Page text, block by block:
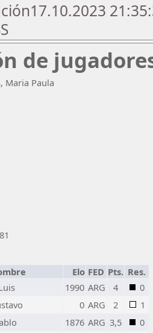
de
Maria Paula
Elo FED Pts. Res.
1990 ARG 4
0
0 ARG 2
1
1876 ARG 3,5
0